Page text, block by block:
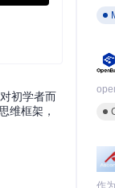
初学者而
维框架，